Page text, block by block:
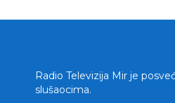
Radio Televizija Mir je
slušaocima.